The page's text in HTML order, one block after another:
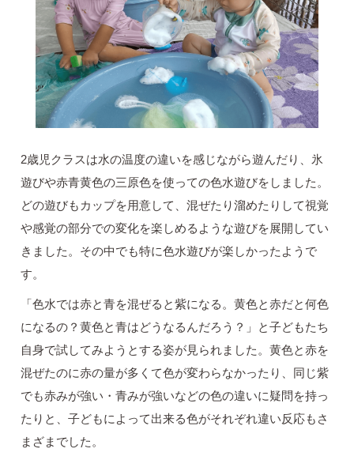
2歳児クラスは水の温度の違いを感じながら遊んだり、氷
遊びや赤青黄色の三原色を使っての色水遊びをしました。
どの遊びもカップを用意して、混ぜたり溜めたりして視覚
や感覚の部分での変化を楽しめるような遊びを展開してい
きました。その中でも特に色水遊びが楽しかったようで
す。
「色水では赤と青を混ぜると紫になる。黄色と赤だと何色
になるの？黄色と青はどうなるんだろう？」と子どもたち
自身で試してみようとする姿が見られました。黄色と赤を
混ぜたのに赤の量が多くて色が変わらなかったり、同じ紫
でも赤みが強い・青みが強いなどの色の違いに疑問を持っ
たりと、子どもによって出来る色がそれぞれ違い反応もさ
まざまでした。